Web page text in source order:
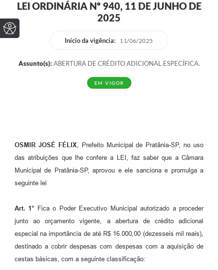
LEI ORDINÁRIA Nº 940, 11 DE JUNHO DE
2025
Início da vigência: 11/06/2025
Assunto(s): ABERTURA DE CRÉDITO ADICIONAL ESPECÍFICA.
EM VIGOR
OSMIR JOSÉ FÉLIX, Prefeito Municipal de Pratânia-SP, no uso
das atribuições que lhe confere a LEI, faz saber que a Câmara
Municipal de Pratânia-SP, aprovou e ele sanciona e promulga a
seguinte lei
Art. 1° Fica o Poder Executivo Municipal autorizado a proceder
junto ao orçamento vigente, a abertura de crédito adicional
especial na importância de até R$ 16.000,00 (dezesseis mil reais),
destinado a cobrir despesas com despesas com a aquisição de
cestas básicas, com a seguinte classificação: